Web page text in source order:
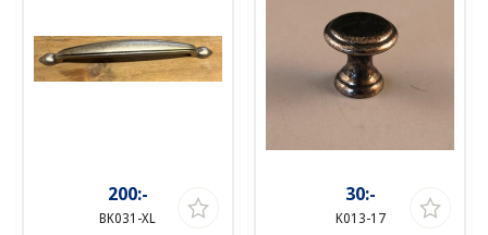
200:-
BK031-XL
30:-
K013-17